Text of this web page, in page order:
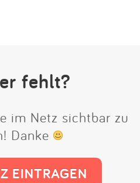
fehlt?
im Netz sichtbar zu
Danke
EINTRAGEN